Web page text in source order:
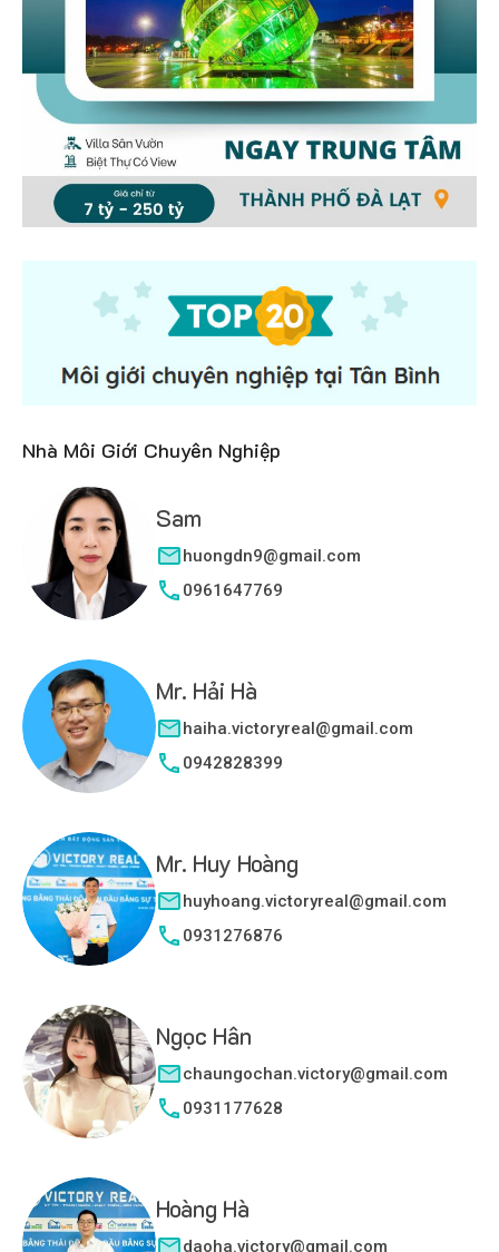
Nhà Môi Giới Chuyên Nghiệp
Sam
huongdn9@gmail.com
0961647769
Mr. Hải Hà
haiha.victoryreal@gmail.com
0942828399
Mr. Huy Hoàng
huyhoang.victoryreal@gmail.com
0931276876
Ngọc Hân
chaungochan.victory@gmail.com
0931177628
Hoàng Hà
daoha.victory@gmail.com